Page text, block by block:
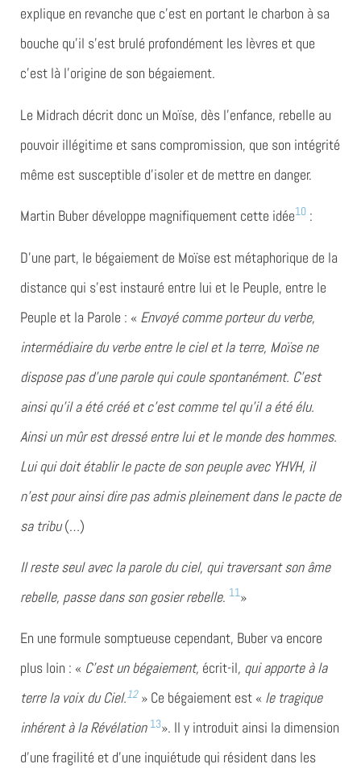
explique en revanche que c’est en portant le charbon à sa
bouche qu’il s’est brulé profondément les lèvres et que
c’est là l’origine de son bégaiement.
Le Midrach décrit donc un Moïse, dès l’enfance, rebelle au
pouvoir illégitime et sans compromission, que son intégrité
même est susceptible d’isoler et de mettre en danger.
Martin Buber développe magnifiquement cette idée10 :
D’une part, le bégaiement de Moïse est métaphorique de la
distance qui s’est instauré entre lui et le Peuple, entre le
Peuple et la Parole : « Envoyé comme porteur du verbe,
intermédiaire du verbe entre le ciel et la terre, Moïse ne
dispose pas d’une parole qui coule spontanément. C’est
ainsi qu’il a été créé et c’est comme tel qu’il a été élu.
Ainsi un mûr est dressé entre lui et le monde des hommes.
Lui qui doit établir le pacte de son peuple avec YHVH, il
n’est pour ainsi dire pas admis pleinement dans le pacte de
sa tribu(…)
Il reste seul avec la parole du ciel, qui traversant son âme
rebelle, passe dans son gosier rebelle. 11»
En une formule somptueuse cependant, Buber va encore
plus loin : « C’est un bégaiement, écrit-il, qui apporte à la
terre la voix du Ciel.12» Ce bégaiement est « le tragique
inhérent à la Révélation 13». Il y introduit ainsi la dimension
d’une fragilité et d’une inquiétude qui résident dans les